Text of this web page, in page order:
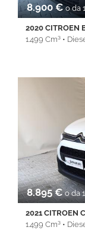
8.900 €o da
2020 CITROEN
1.499 Cm³ •
8.895 €o da
2021 CITROEN
1.499 Cm³ •